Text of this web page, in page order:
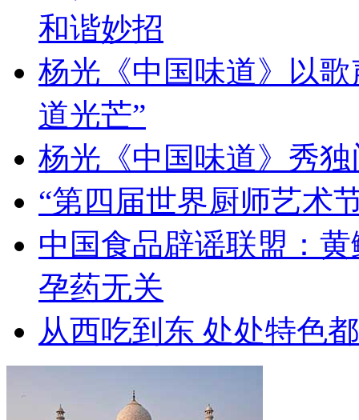
和谐妙招
杨光《中国味道》以
道光芒”
杨光《中国味道》秀
“第四届世界厨师艺术
中国食品辟谣联盟：
孕药无关
从西吃到东 处处特色